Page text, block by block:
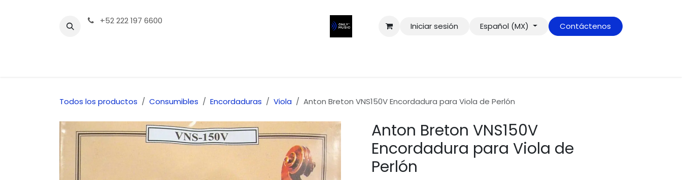
+52 222 197 6600
Iniciar sesión Español (MX) Contáctenos
Todos los productos Consumibles Encordaduras Viola Anton Breton VNS150V Encordadura para Viola de Perlón
Anton Breton VNS150V
Encordadura para Viola de
Perlón